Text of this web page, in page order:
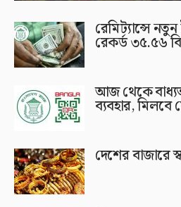
রেমিট্যান্সে
রেকর্ড ৩৫.৫৬
আজ থেকে
ব্যবহার, মিলবে
দেশের বাজারে